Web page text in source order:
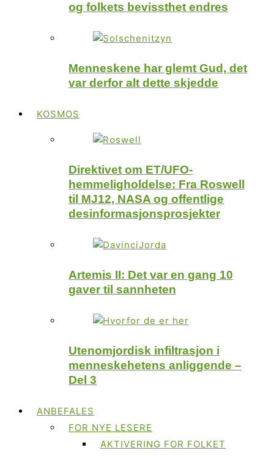
og folkets bevissthet endres
Menneskene har glemt Gud, det
var derfor alt dette skjedde
KOSMOS
Direktivet om ET/UFO-
hemmeligholdelse: Fra Roswell
til MJ12, NASA og offentlige
desinformasjonsprosjekter
Artemis II: Det var en gang 10
gaver til sannheten
Utenomjordisk infiltrasjon i
menneskehetens anliggende –
Del 3
ANBEFALES
FOR NYE LESERE
AKTIVERING FOR FOLKET